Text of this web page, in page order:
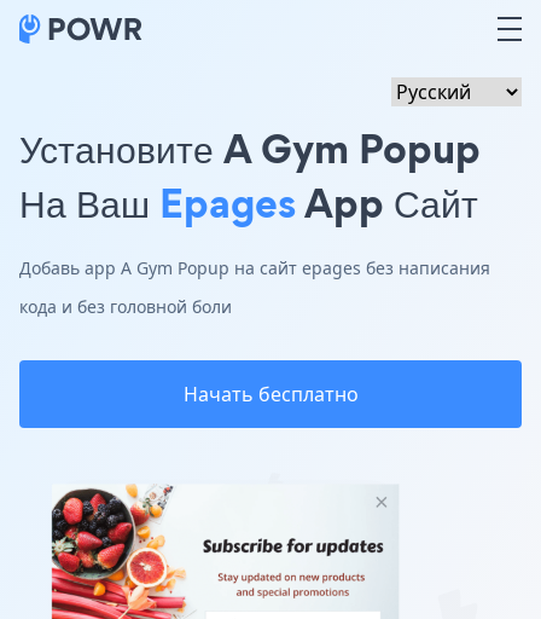
Установите A Gym Popup
На Ваш EpagesApp Сайт
Добавь app A Gym Popup на сайт epages без написания
кода и без головной боли
Начать бесплатно